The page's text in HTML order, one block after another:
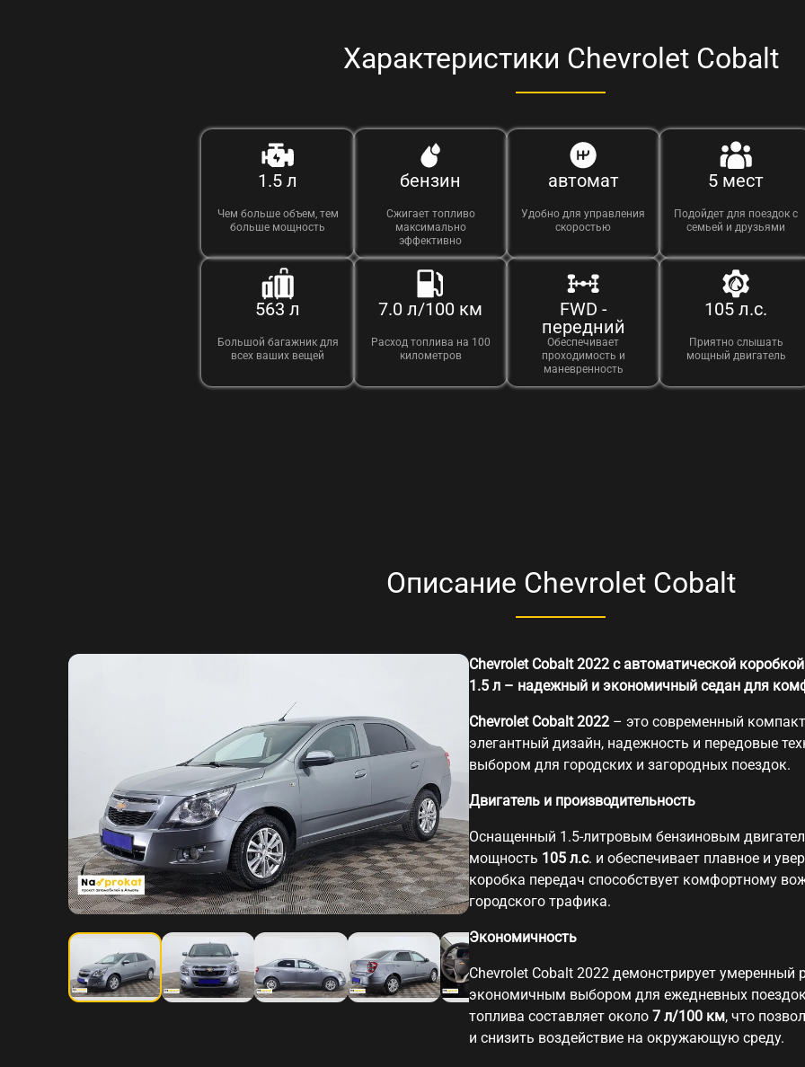
Характеристики Chevrolet Cobalt
1.5 л
Чем больше объем, тем
больше мощность
бензин
Сжигает топливо
максимально
эффективно
автомат
Удобно для управления
скоростью
5 мест
Подойдет для поездок с
семьей и друзьями
563 л
Большой багажник для
всех ваших вещей
7.0 л/100 км
Расход топлива на 100
километров
FWD -
передний
Обеспечивает
проходимость и
маневренность
105 л.с.
Приятно слышать
мощный двигатель
Описание Chevrolet Cobalt
Chevrolet Cobalt 2022 с автоматической
1.5 л – надежный и экономичный седан для
Chevrolet Cobalt 2022 – это современный
элегантный дизайн, надежность и передовые
выбором для городских и загородных поездок.
Двигатель и производительность
Оснащенный 1.5-литровым бензиновым
мощность 105 л.с. и обеспечивает плавное и
коробка передач способствует комфортному
городского трафика.
Экономичность
Chevrolet Cobalt 2022 демонстрирует умеренный
экономичным выбором для ежедневных
топлива составляет около7 л/100 км, что
и снизить воздействие на окружающую среду.